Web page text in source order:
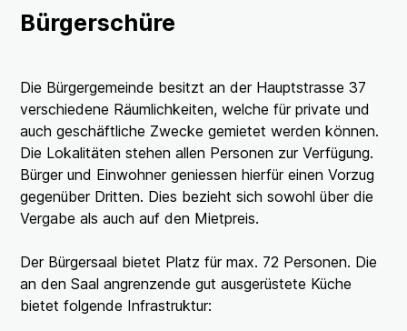
Bürgerschüre
Die Bürgergemeinde besitzt an der Hauptstrasse 37
verschiedene Räumlichkeiten, welche für private und
auch geschäftliche Zwecke gemietet werden können.
Die Lokalitäten stehen allen Personen zur Verfügung.
Bürger und Einwohner geniessen hierfür einen Vorzug
gegenüber Dritten. Dies bezieht sich sowohl über die
Vergabe als auch auf den Mietpreis.
Der Bürgersaal bietet Platz für max. 72 Personen. Die
an den Saal angrenzende gut ausgerüstete Küche
bietet folgende Infrastruktur: